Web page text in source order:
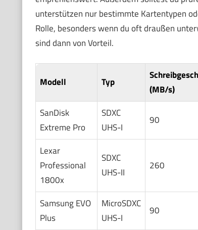
unterstützen nur bestimmte Kartentypen
Rolle, besonders wenn du oft draußen
sind dann von Vorteil.
Modell Typ
(MB/s)
SanDisk
Extreme Pro
SDXC
UHS-I
90
Lexar
Professional
1800x
SDXC
UHS-II
260
Samsung EVO
Plus
MicroSDXC
UHS-I
90